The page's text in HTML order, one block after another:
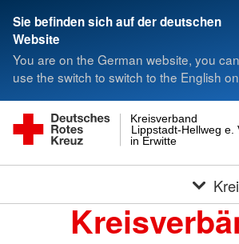
Sie befinden sich auf der deutschen
Website
You are on the German website, you can
use the switch to switch to the English
in Erwitte
Lippstadt-Hellweg e.
Kreisverband